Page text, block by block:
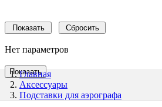
Нет параметров
Главная
Аксессуары
Подставки для аэрографа